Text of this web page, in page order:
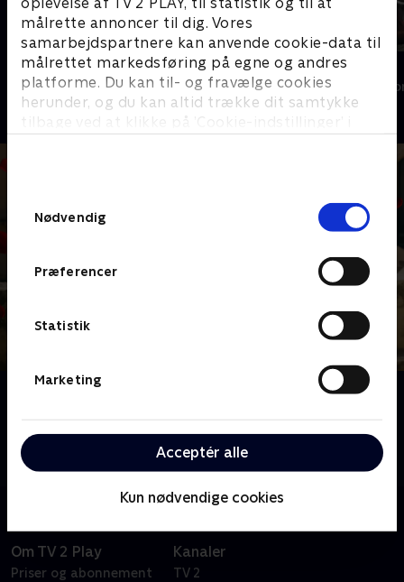
målrette annoncer til dig. Vores
samarbejdspartnere kan anvende cookie-data til
målrettet markedsføring på egne og andres
platforme. Du kan til- og fravælge cookies
herunder, og du kan altid trække dit samtykke
tilbage ved at klikke på ’Cookie-indstillinger’ i
Nødvendig
Præferencer
Statistik
Marketing
Acceptér alle
Kun nødvendige cookies
Landmand søger kærlighed
Reality • 13 sæsoner
Bachelor
Reality • 3
bachelorettes, Sofie og Mie, er klar til at finde
kærligheden.
Om TV 2 Play
Priser og abonnement
Kanaler
TV 2